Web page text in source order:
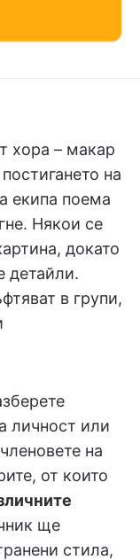
хора – макар
на
екипа поема
Някои се
докато
детайли.
в групи,
личност или
на
от които
ще
стила,